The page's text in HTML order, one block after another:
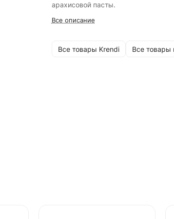
арахисовой пасты.
Все описание
Все товары Krendi Все товары